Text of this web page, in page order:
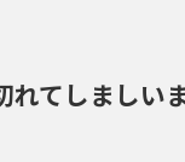
てしましいま